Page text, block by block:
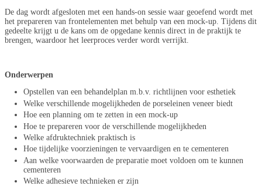
De dag wordt afgesloten met een hands-on sessie waar geoefend wordt met
het prepareren van frontelementen met behulp van een mock-up. Tijdens dit
gedeelte krijgt u de kans om de opgedane kennis direct in de praktijk te
brengen, waardoor het leerproces verder wordt verrijkt.
Onderwerpen
Opstellen van een behandelplan m.b.v. richtlijnen voor esthetiek
Welke verschillende mogelijkheden de porseleinen veneer biedt
Hoe een planning om te zetten in een mock-up
Hoe te prepareren voor de verschillende mogelijkheden
Welke afdruktechniek praktisch is
Hoe tijdelijke voorzieningen te vervaardigen en te cementeren
Aan welke voorwaarden de preparatie moet voldoen om te kunnen
cementeren
Welke adhesieve technieken er zijn